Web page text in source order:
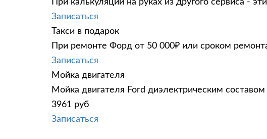
При калькуляции на руках из другого сервиса -
Записаться
Такси в подарок
При ремонте Форд от 50 000₽ или сроком
Записаться
Мойка двигателя
Мойка двигателя Ford диэлектрическим
3961 руб
Записаться